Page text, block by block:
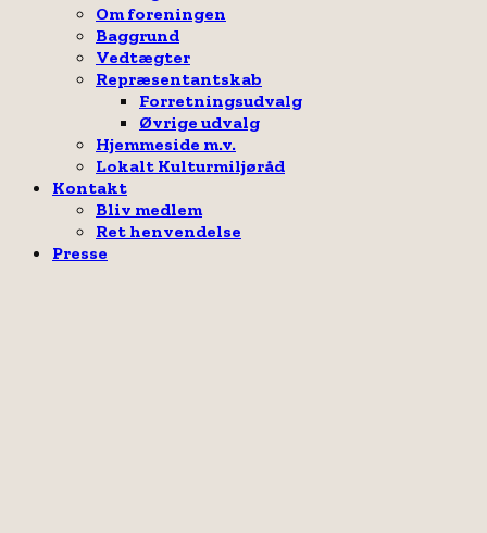
Om foreningen
Baggrund
Vedtægter
Repræsentantskab
Forretningsudvalg
Øvrige udvalg
Hjemmeside m.v.
Lokalt Kulturmiljøråd
Kontakt
Bliv medlem
Ret henvendelse
Presse